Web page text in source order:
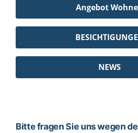
Angebot
NEWS
Bitte fragen Sie uns wegen